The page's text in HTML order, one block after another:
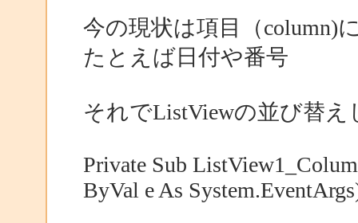
今の現状は項目（column)
たとえば日付や番号
それでListViewの並び替
Private Sub
ByVal e As